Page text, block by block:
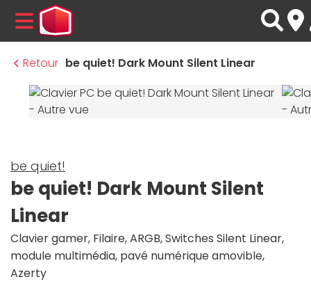
MENU
Retour be quiet! Dark Mount Silent Linear
be quiet!
be quiet! Dark Mount Silent
Linear
Clavier gamer, Filaire, ARGB, Switches Silent Linear,
module multimédia, pavé numérique amovible,
Azerty